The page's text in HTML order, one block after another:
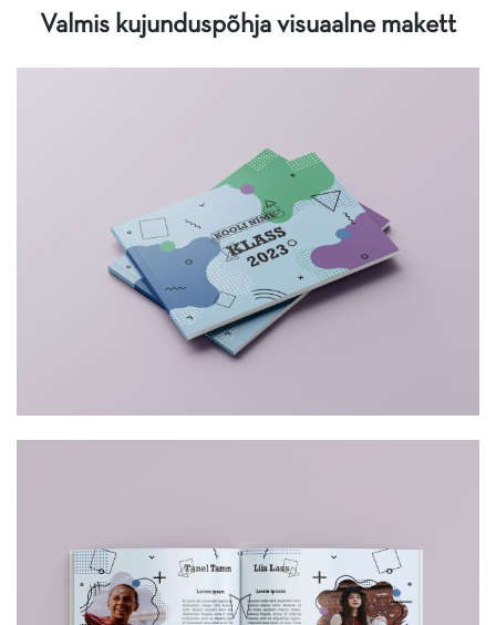
Valmis kujunduspõhja visuaalne makett